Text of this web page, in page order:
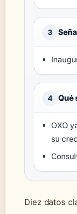
3
4 Qué
OXO
su
Diez datos